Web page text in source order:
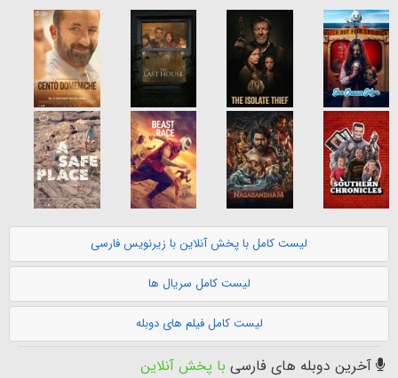
لیست کامل با پخش آنلاین با زیرنویس فارسی
لیست کامل سریال ها
لیست کامل فیلم های دوبله
آخرین دوبله های فارسی با پخش آنلاین